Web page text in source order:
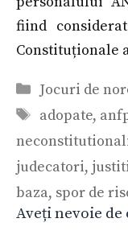
fiind
Constituționale
Categorii
Jocuri de
Etichete
adopate,
judecatori,
baza, spor de
Aveți nevoie